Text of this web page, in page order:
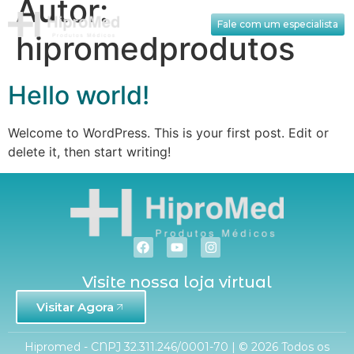
Fale com um especialista
Autor:
hipromedprodutos
Hello world!
Welcome to WordPress. This is your first post. Edit or
delete it, then start writing!
Visite nossa loja virtual
Visitar Agora
Hipromed - CNPJ 32.311.246/0001-70 | © 2026 Todos os